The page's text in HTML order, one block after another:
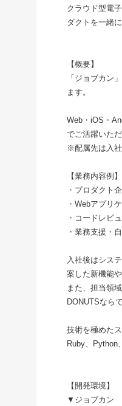
クラウド型電
ダクトを一緒
【概要】
「ジョブカン
ます。
Web・iOS・
でご活躍いただ
※配属先は入
【業務内容例】
・プロダクト
・Webアプリ
・コードレビ
・業務支援・
入社後はシス
案した新機能
また、担当領
DONUTSなら
技術を極めた
Ruby、Python
【開発環境】
▼ジョブカン